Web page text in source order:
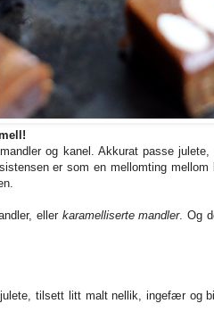
og kanel. Akkurat passe julete,
er som en mellomting
eller karamelliserte mandler. Og
tilsett litt malt nellik, ingefær og